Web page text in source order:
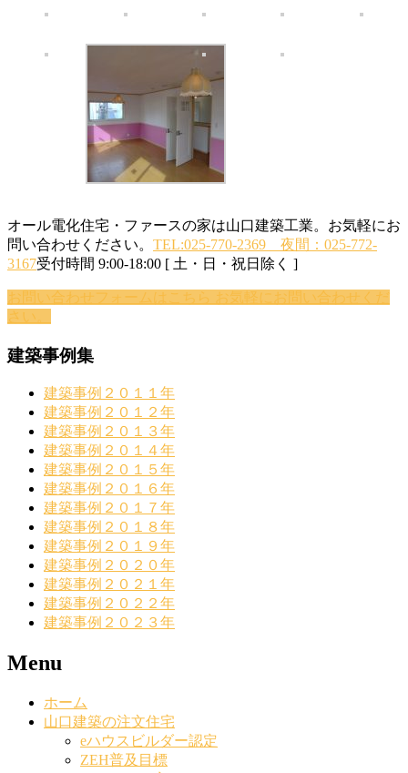
オール電化住宅・ファースの家は山口建築工業。お気軽にお
問い合わせください。 TEL:025-770-2369 夜間：025-772-
3167受付時間 9:00-18:00 [ 土・日・祝日除く ]
お問い合わせフォームはこちら お気軽にお問い合わせくだ
さい。
建築事例集
建築事例２０１１年
建築事例２０１２年
建築事例２０１３年
建築事例２０１４年
建築事例２０１５年
建築事例２０１６年
建築事例２０１７年
建築事例２０１８年
建築事例２０１９年
建築事例２０２０年
建築事例２０２１年
建築事例２０２２年
建築事例２０２３年
Menu
ホーム
山口建築の注文住宅
eハウスビルダー認定
ZEH普及目標